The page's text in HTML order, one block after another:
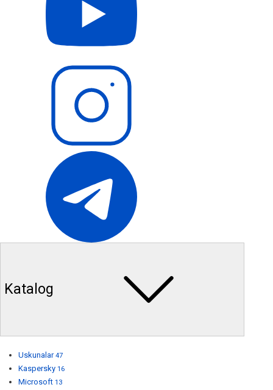
Katalog
Uskunalar 47
Kaspersky 16
Microsoft 13